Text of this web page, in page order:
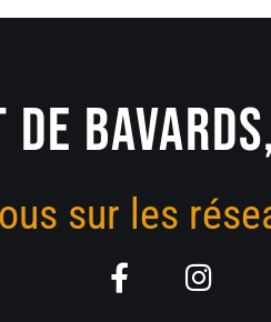
DE
sur les
F
I